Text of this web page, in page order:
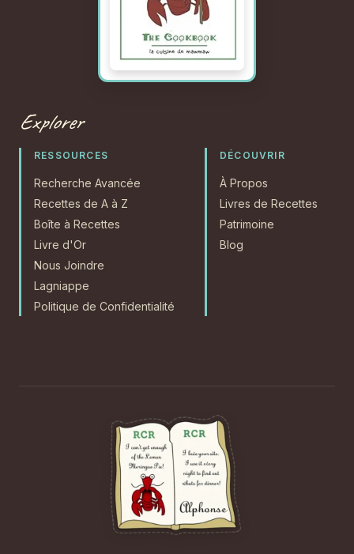
Explorer
RESSOURCES
Recherche Avancée
Recettes de A à Z
Boîte à Recettes
Livre d'Or
Nous Joindre
Lagniappe
Politique de Confidentialité
DÉCOUVRIR
À Propos
Livres de Recettes
Patrimoine
Blog